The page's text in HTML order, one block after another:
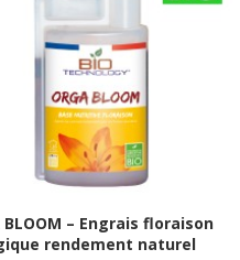
BLOOM – Engrais floraison
rendement naturel